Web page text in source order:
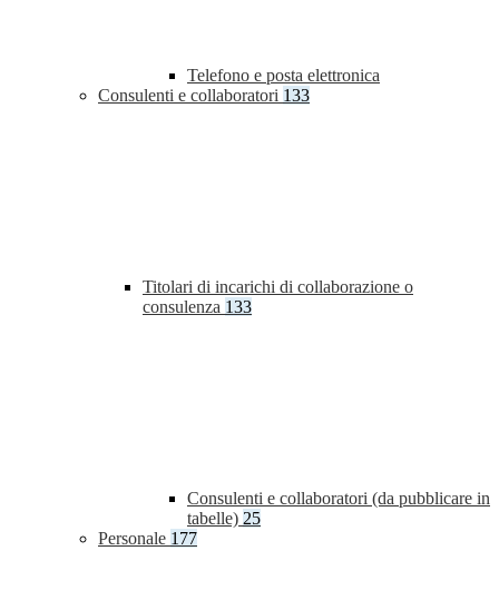
Telefono e posta elettronica
Consulenti e collaboratori 133
Titolari di incarichi di collaborazione o
consulenza 133
Consulenti e collaboratori (da pubblicare in
tabelle) 25
Personale 177